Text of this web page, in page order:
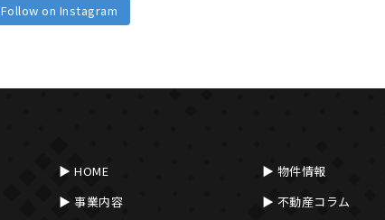
Follow on Instagram
HOME
事業内容
物件情報
不動産コラム